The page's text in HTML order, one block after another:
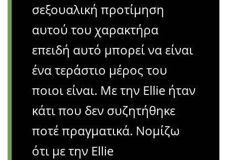
σεξουαλική προτίμηση
αυτού του χαρακτήρα
επειδή αυτό μπορεί να είναι
ένα τεράστιο μέρος του
ποιοι είναι. Με την Ellie ήταν
κάτι που δεν συζητήθηκε
ποτέ πραγματικά. Νομίζω
ότι με την Ellie